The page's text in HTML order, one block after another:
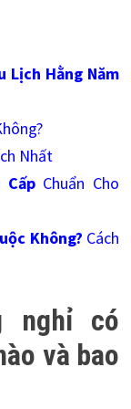
Lịch Hằng Năm
Nhất
Chuẩn Cho
Không? Cách
nghỉ có
và bao